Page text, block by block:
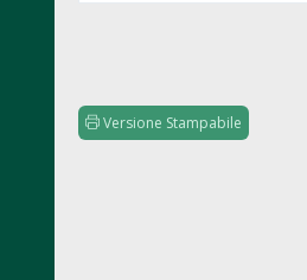
Versione Stampabile